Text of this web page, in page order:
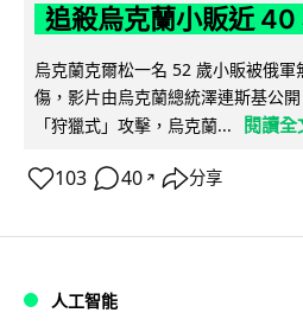
追殺烏克蘭小販近 40
烏克蘭克爾松一名 52 歲小販被俄
傷，影片由烏克蘭總統澤連斯基公
「狩獵式」攻擊，烏克蘭...
閱讀全
103 40 ↗ 分享
人工智能